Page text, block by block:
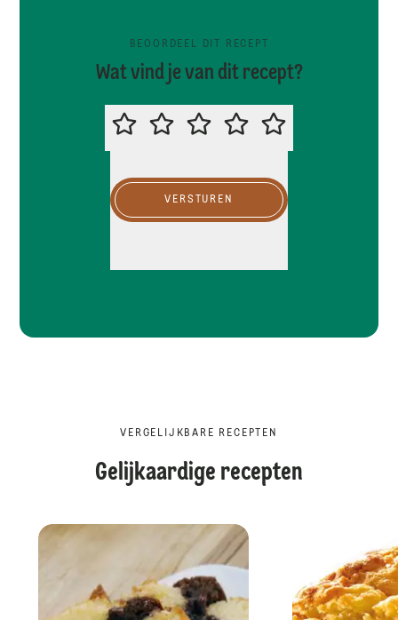
BEOORDEEL DIT RECEPT
Wat vind je van dit recept?
BEOORDEEL DIT RECEPT
VERSTUREN
VERGELIJKBARE RECEPTEN
Gelijkaardige recepten